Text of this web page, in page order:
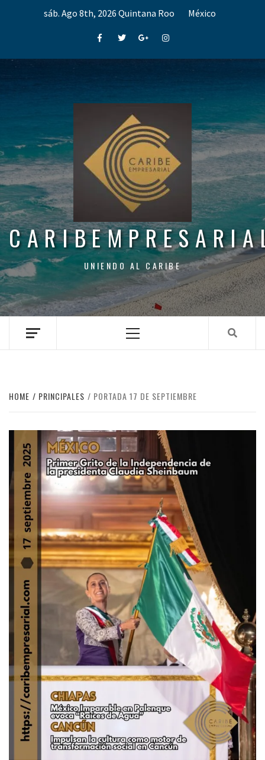
sáb. Ago 8th, 2026 Quintana Roo México
FacebookTwitterGoogle+Instagram
UNIENDO AL CARIBE
Menu
HOME PRINCIPALES PORTADA 17 DE SEPTIEMBRE